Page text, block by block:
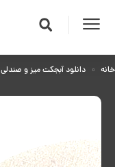
خانه دانلود آبجکت میز و صندلی